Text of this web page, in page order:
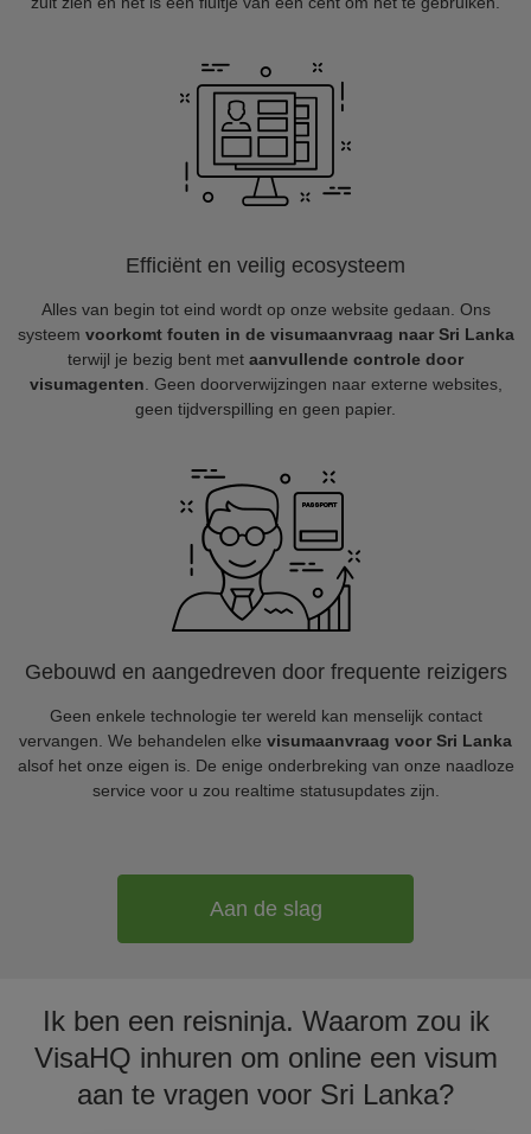
Efficiënt en veilig ecosysteem
Alles van begin tot eind wordt op onze website gedaan. Ons
systeem voorkomt fouten in de visumaanvraag naar Sri Lanka
terwijl je bezig bent met aanvullende controle door
visumagenten . Geen doorverwijzingen naar externe websites,
geen tijdverspilling en geen papier.
Gebouwd en aangedreven door frequente reizigers
Geen enkele technologie ter wereld kan menselijk contact
vervangen. We behandelen elke visumaanvraag voor Sri Lanka
alsof het onze eigen is. De enige onderbreking van onze naadloze
service voor u zou realtime statusupdates zijn.
Aan de slag
Ik ben een reisninja. Waarom zou ik
VisaHQ inhuren om online een visum
aan te vragen voor Sri Lanka?